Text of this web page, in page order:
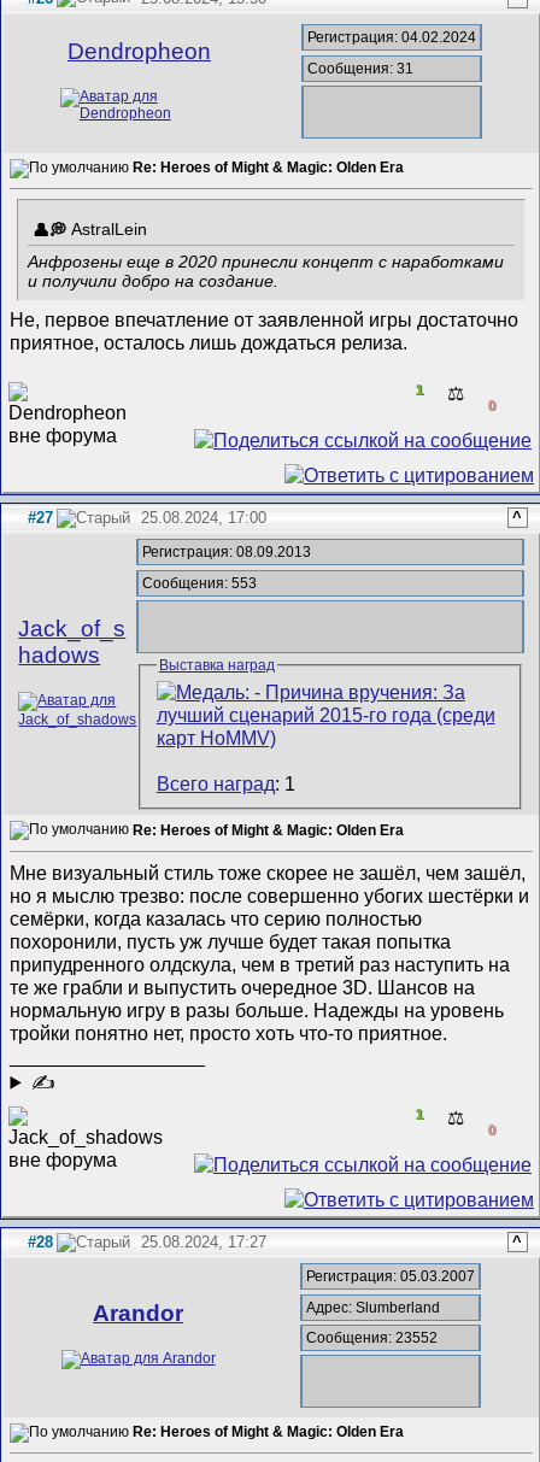
Dendropheon
Регистрация: 04.02.2024
Сообщения: 31
Re: Heroes of Might & Magic: Olden Era
AstralLein
Анфрозены еще в 2020 принесли концепт с наработками
и получили добро на создание.
Не, первое впечатление от заявленной игры достаточно
приятное, осталось лишь дождаться релиза.
1 ⚖️
0
#27 25.08.2024, 17:00 ^
Jack_of_s
hadows
Регистрация: 08.09.2013
Сообщения: 553
Выставка наград
Всего наград: 1
Re: Heroes of Might & Magic: Olden Era
Мне визуальный стиль тоже скорее не зашёл, чем зашёл,
но я мыслю трезво: после совершенно убогих шестёрки и
семёрки, когда казалась что серию полностью
похоронили, пусть уж лучше будет такая попытка
припудренного олдскула, чем в третий раз наступить на
те же грабли и выпустить очередное 3D. Шансов на
нормальную игру в разы больше. Надежды на уровень
тройки понятно нет, просто хоть что-то приятное.
✍
1 ⚖️
0
#28 25.08.2024, 17:27 ^
Arandor
Регистрация: 05.03.2007
Адрес: Slumberland
Сообщения: 23552
Re: Heroes of Might & Magic: Olden Era